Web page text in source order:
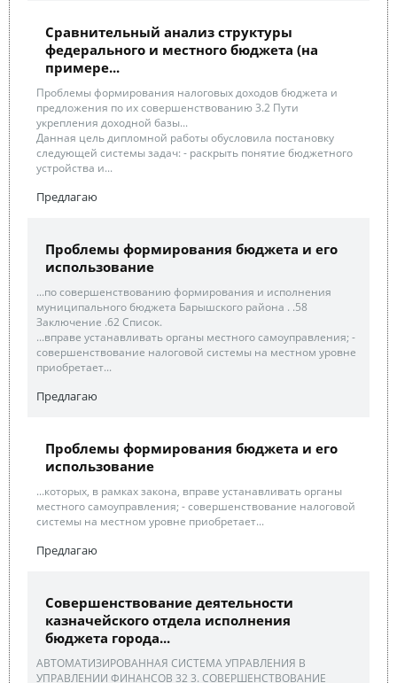
Сравнительный анализ структуры
федерального и местного бюджета (на
примере...
Проблемы формирования налоговых доходов бюджета и
предложения по их совершенствованию 3.2 Пути
укрепления доходной базы...
Данная цель дипломной работы обусловила постановку
следующей системы задач: - раскрыть понятие бюджетного
устройства и...
Предлагаю
Проблемы формирования бюджета и его
использование
...по совершенствованию формирования и исполнения
муниципального бюджета Барышского района . .58
Заключение .62 Список.
...вправе устанавливать органы местного самоуправления; -
совершенствование налоговой системы на местном уровне
приобретает...
Предлагаю
Проблемы формирования бюджета и его
использование
...которых, в рамках закона, вправе устанавливать органы
местного самоуправления; - совершенствование налоговой
системы на местном уровне приобретает...
Предлагаю
Совершенствование деятельности
казначейского отдела исполнения
бюджета города...
АВТОМАТИЗИРОВАННАЯ СИСТЕМА УПРАВЛЕНИЯ В
УПРАВЛЕНИИ ФИНАНСОВ 32 3. СОВЕРШЕНСТВОВАНИЕ